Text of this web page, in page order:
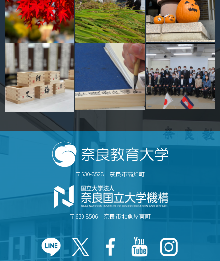
〒630-8528 奈良市高畑町
〒630-8506 奈良市北魚屋東町